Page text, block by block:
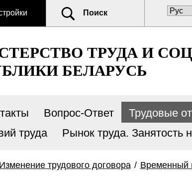
Поиск
ТРУДА И
БЕЛАРУСЬ
Вопрос-Ответ
Трудовые
труда
Рынок труда. Занятость
Изменение трудового договора / Временный